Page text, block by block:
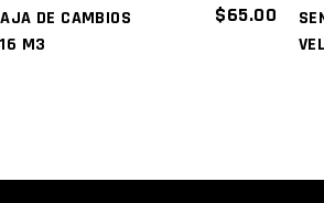
DE CAMBIOS
M3
$65.00